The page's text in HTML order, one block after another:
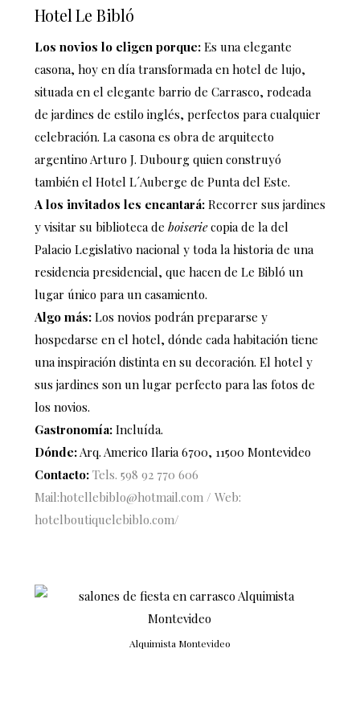
Hotel Le Bibló
Los novios lo eligen porque:Es una elegante
casona, hoy en día transformada en hotel de lujo,
situada en el elegante barrio de Carrasco, rodeada
de jardines de estilo inglés, perfectos para cualquier
celebración. La casona es obra de arquitecto
argentino Arturo J. Dubourg quien construyó
también el Hotel L´Auberge de Punta del Este.
A los invitados les encantará: Recorrer sus jardines
y visitar su biblioteca de boiseriecopia de la del
Palacio Legislativo nacional y toda la historia de una
residencia presidencial, que hacen de Le Bibló un
lugar único para un casamiento.
Algo más: Los novios podrán prepararse y
hospedarse en el hotel, dónde cada habitación tiene
una inspiración distinta en su decoración. El hotel y
sus jardines son un lugar perfecto para las fotos de
los novios.
Gastronomía:Incluída.
Dónde:Arq. Americo Ilaria 6700, 11500 Montevideo
Contacto: Tels. 598 92 770 606
Mail:hotellebiblo@hotmail.com / Web:
hotelboutiquelebiblo.com/
Alquimista Montevideo